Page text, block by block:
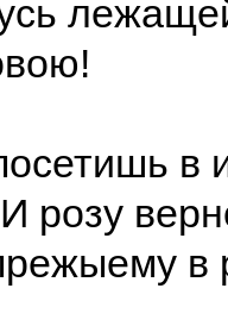
в
розу
в